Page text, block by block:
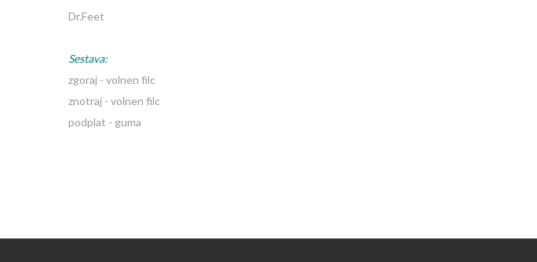
Dr.Feet
Sestava:
zgoraj - volnen filc
znotraj - volnen filc
podplat - guma